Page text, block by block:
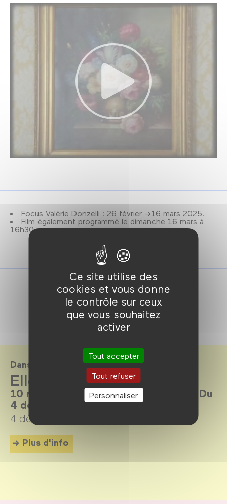
Ce site utilise des
cookies et vous donne
le contrôle sur ceux
que vous souhaitez
activer
Tout accepter
Tout refuser
Personnaliser
Focus Valérie Donzelli : 26 février →16 mars 2025.
Film également programmé le dimanche 16 mars à
16h30.
Dans le cadre de
Elles sont là pour rester
10 réalisatrices aujourd’hui en France. Du
4 décembre 2024 au 6 avril 2025.
4 décembre 2024 →
Plus d'info